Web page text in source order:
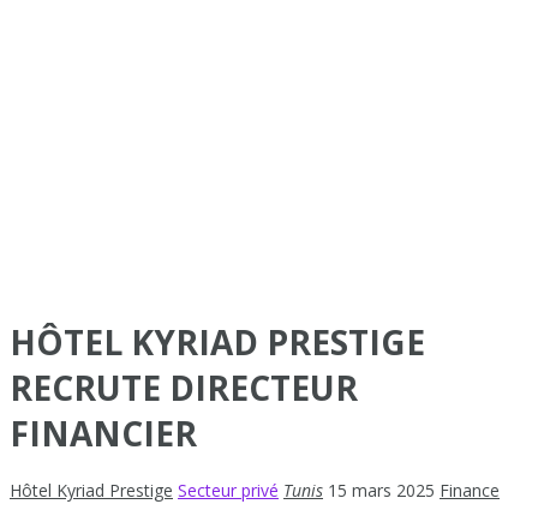
HÔTEL KYRIAD PRESTIGE
RECRUTE DIRECTEUR
FINANCIER
Hôtel Kyriad Prestige Secteur privé Tunis 15 mars 2025 Finance